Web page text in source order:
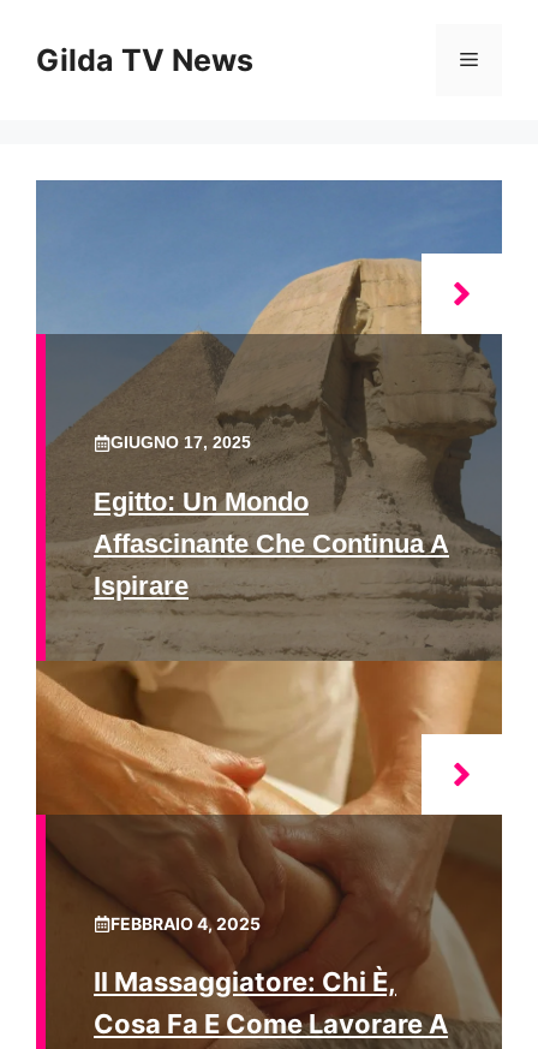
contenuto
Gilda TV News Menu
GIUGNO 17, 2025
Egitto: Un Mondo
Affascinante Che Continua A
Ispirare
FEBBRAIO 4, 2025
Il Massaggiatore: Chi È,
Cosa Fa E Come Lavorare A